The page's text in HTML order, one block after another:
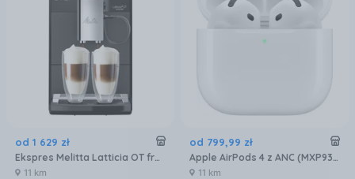
od 1 629 zł
Ekspres Melitta Latticia OT frosted black F30/0-100
11 km
od 799,99 zł
Apple AirPods 4 z ANC (MXP93ZMA)
11 km